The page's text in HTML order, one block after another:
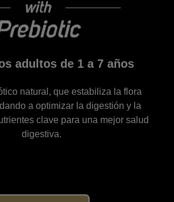
Para gatos de 7 años o
Exclusiva combinación de
antioxidantes naturales, vitaminas del
Omega 6 y 3, que ayudan a proteger y
actividad cerebral de los gatos